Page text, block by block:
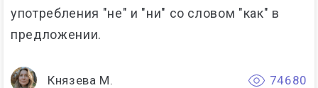
употребления "не" и "ни" со словом "как" в
предложении.
Князева М. 74680